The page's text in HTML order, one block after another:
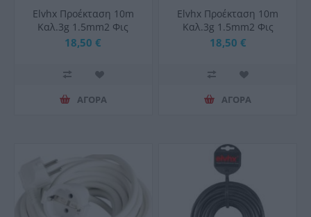
Elvhx Προέκταση 10m
Καλ.3g 1.5mm2 Φις
Schuko Αρσ+θηλ Ιρ20
18,50 €
ΑΓΟΡΑ
Elvhx Προέκταση 10m
Καλ.3g 1.5mm2 Φις
Schuko Αρσ+θηλ Ιρ20
18,50 €
ΑΓΟΡΑ